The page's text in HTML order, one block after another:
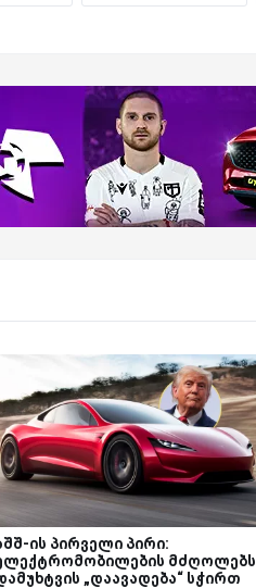
ის პირველი პირი:
მძღოლებს
„დაავადება“ სჭირთ